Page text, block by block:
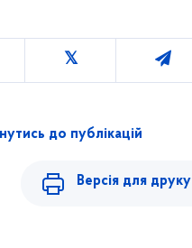
до публікацій
Версія для друку